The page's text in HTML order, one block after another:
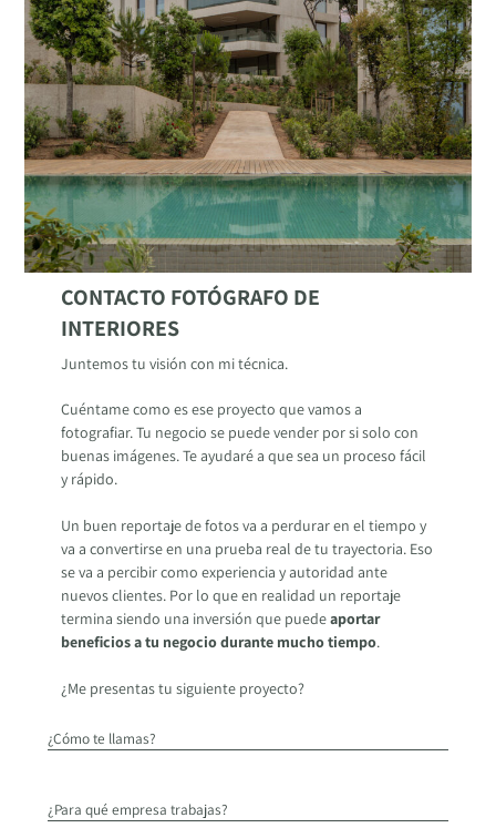
CONTACTO FOTÓGRAFO DE
INTERIORES
Juntemos tu visión con mi técnica.
Cuéntame como es ese proyecto que vamos a
fotografiar. Tu negocio se puede vender por si solo con
buenas imágenes. Te ayudaré a que sea un proceso fácil
y rápido.
Un buen reportaje de fotos va a perdurar en el tiempo y
va a convertirse en una prueba real de tu trayectoria. Eso
se va a percibir como experiencia y autoridad ante
nuevos clientes. Por lo que en realidad un reportaje
termina siendo una inversión que puedeaportar
beneficios a tu negocio durante mucho tiempo.
¿Me presentas tu siguiente proyecto?